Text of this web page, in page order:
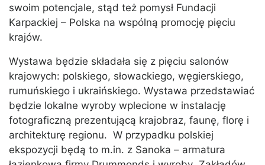
swoim potencjale, stąd też pomysł Fundacji
Karpackiej – Polska na wspólną promocję pięciu
krajów.
Wystawa będzie składała się z pięciu salonów
krajowych: polskiego, słowackiego, węgierskiego,
rumuńskiego i ukraińskiego. Wystawa przedstawiać
będzie lokalne wyroby wplecione w instalację
fotograficzną prezentującą krajobraz, faunę, florę i
architekturę regionu. W przypadku polskiej
ekspozycji będą to m.in. z Sanoka – armatura